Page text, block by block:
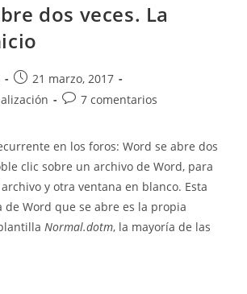
dos veces. La
Publicación
de
21 marzo, 2017
Comentarios
entrada:
7 comentarios
en los foros: Word se abre dos
clic sobre un archivo de Word, para
y otra ventana en blanco. Esta
de Word que se abre es la propia
Normal.dotm, la mayoría de las